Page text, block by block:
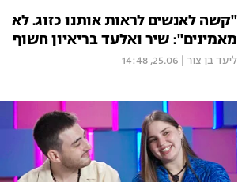
"קשה לאנשים לראות אותנו כזוג. לא
מאמינים": שיר ואלעד בריאיון חשוף
ליעד בן צור 25.06, 14:48